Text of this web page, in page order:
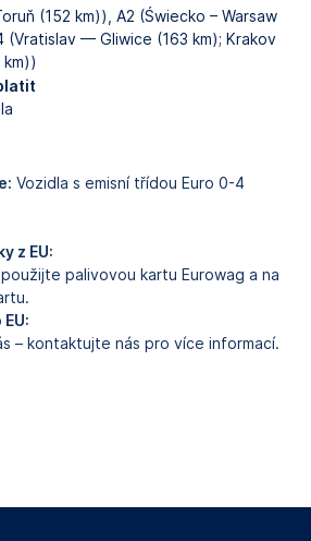
(152 km)), A2 (Świecko – Warsaw
(Vratislav — Gliwice (163 km); Krakov
Vozidla s emisní třídou Euro 0-4
z EU:
palivovou kartu Eurowag a na
– kontaktujte nás pro více informací.